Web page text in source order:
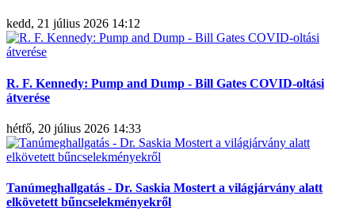
kedd, 21 július 2026 14:12
R. F. Kennedy: Pump and Dump - Bill Gates COVID-oltási
átverése
hétfő, 20 július 2026 14:33
Tanúmeghallgatás - Dr. Saskia Mostert a világjárvány alatt
elkövetett bűncselekményekről